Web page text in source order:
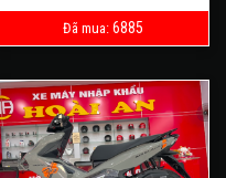
Đã mua: 6885